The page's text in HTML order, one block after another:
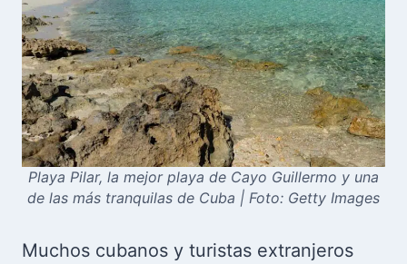
Playa Pilar, la mejor playa de Cayo Guillermo y una
de las más tranquilas de Cuba | Foto: Getty Images
Muchos cubanos y turistas extranjeros